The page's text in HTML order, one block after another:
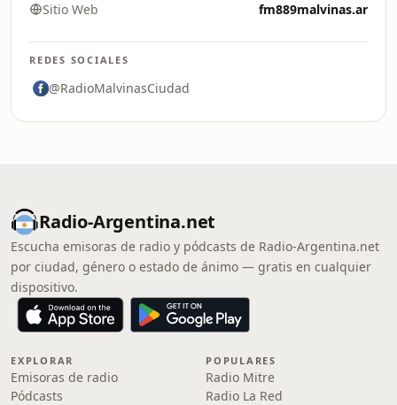
Sitio Web fm889malvinas.ar
REDES SOCIALES
@RadioMalvinasCiudad
Radio-Argentina.net
Escucha emisoras de radio y pódcasts de Radio-Argentina.net
por ciudad, género o estado de ánimo — gratis en cualquier
dispositivo.
EXPLORAR
Emisoras de radio
Pódcasts
POPULARES
Radio Mitre
Radio La Red